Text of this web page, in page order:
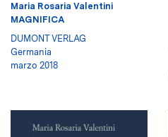
Maria Rosaria Valentini
MAGNIFICA
DUMONT VERLAG
Germania
marzo 2018